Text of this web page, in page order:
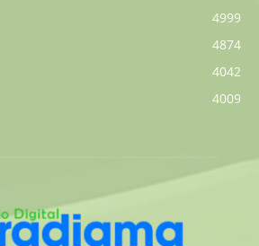
4999
4874
4042
4009